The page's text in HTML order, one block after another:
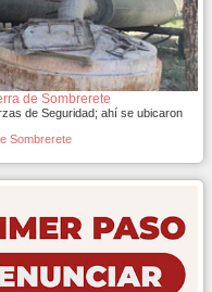
de Sombrerete
de Seguridad; ahí se ubicaron
Sombrerete